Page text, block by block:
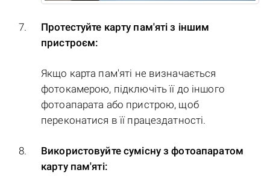
Протестуйте карту пам'яті з іншим
пристроєм:
Якщо карта пам'яті не визначається
фотокамерою, підключіть її до іншого
фотоапарата або пристрою, щоб
переконатися в її працездатності.
Використовуйте сумісну з фотоапаратом
карту пам'яті: